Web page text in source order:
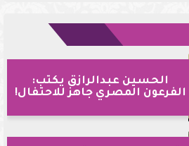
الحسين عبدالرازق يكتب:
الفرعون المصري جاهز للاحتفال!